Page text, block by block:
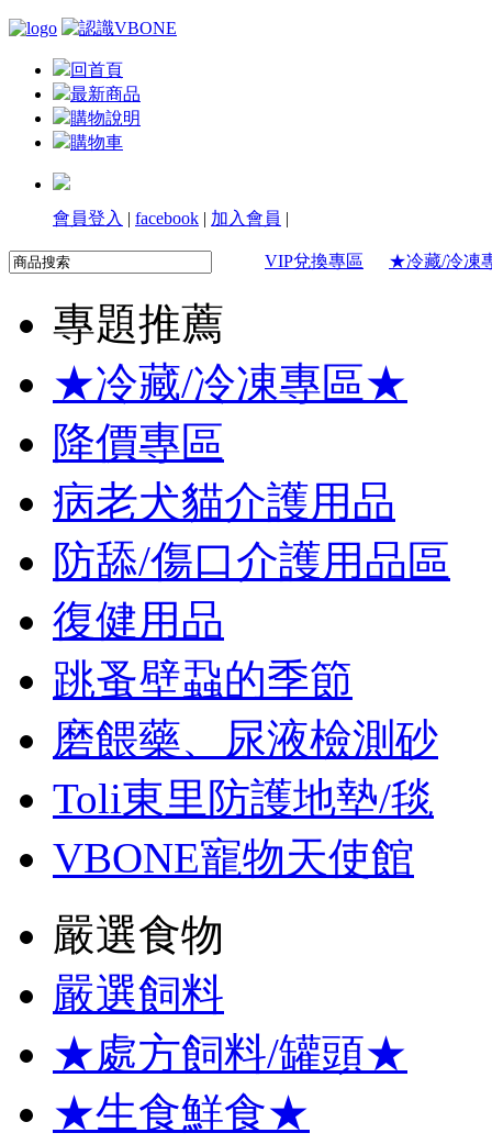
回首頁
最新商品
購物說明
購物車
會員登入 | facebook | 加入會員 |
VIP兌換專區 ★冷藏/冷凍
專題推薦
★冷藏/冷凍專區★
降價專區
病老犬貓介護用品
防舔/傷口介護用品區
復健用品
跳蚤壁蝨的季節
磨餵藥、尿液檢測砂
Toli東里防護地墊/毯
VBONE寵物天使館
嚴選食物
嚴選飼料
★處方飼料/罐頭★
★生食鮮食★